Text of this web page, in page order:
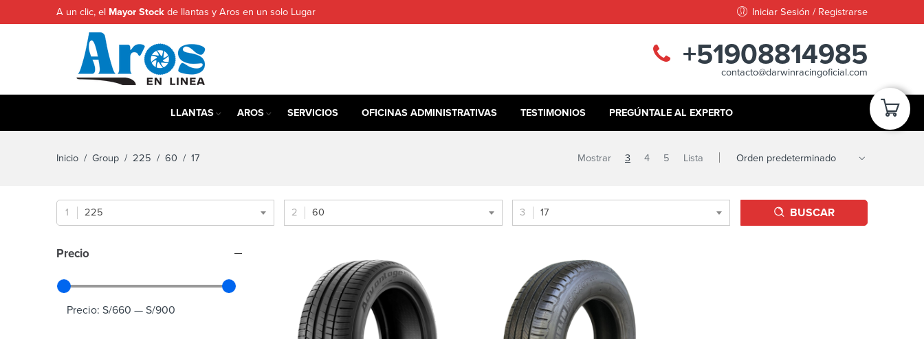
A un clic, el Mayor Stock de llantas y Aros en un solo Lugar Iniciar Sesión / Registrarse
+51908814985
contacto@darwinracingoficial.com
LLANTAS AROS SERVICIOS OFICINAS ADMINISTRATIVAS TESTIMONIOS PREGÚNTALE AL EXPERTO
Inicio / Group / 225 / 60 / 17 Mostrar 3 4 5 Lista
225 60 17 BUSCAR
Precio
Precio: S/660 — S/900